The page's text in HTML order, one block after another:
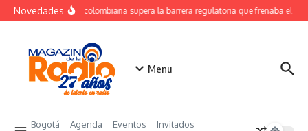
Saltar al contenido
NovedadesStartup colombiana supera la barrera regulatoria que frenaba el uso
Menu
Bogotá Agenda Eventos
Invitados